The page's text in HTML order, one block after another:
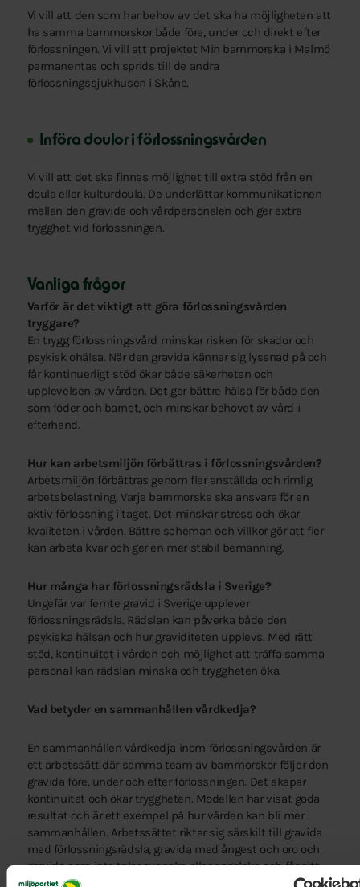
Vi vill att den som har behov av det ska ha möjligheten att
ha samma barnmorskor både före, under och direkt efter
förlossningen. Vi vill att projektet Min barnmorska i Malmö
permanentas och sprids till de andra
förlossningssjukhusen i Skåne.
Införa doulor i förlossningsvården
Vi vill att det ska finnas möjlighet till extra stöd från en
doula eller kulturdoula. De underlättar kommunikationen
mellan den gravida och vårdpersonalen och ger extra
trygghet vid förlossningen.
Vanliga frågor
Varför är det viktigt att göra förlossningsvården
tryggare?
En trygg förlossningsvård minskar risken för skador och
psykisk ohälsa. När den gravida känner sig lyssnad på och
får kontinuerligt stöd ökar både säkerheten och
upplevelsen av vården. Det ger bättre hälsa för både den
som föder och barnet, och minskar behovet av vård i
efterhand.
Hur kan arbetsmiljön förbättras i förlossningsvården?
Arbetsmiljön förbättras genom fler anställda och rimlig
arbetsbelastning. Varje barnmorska ska ansvara för en
aktiv förlossning i taget. Det minskar stress och ökar
kvaliteten i vården. Bättre scheman och villkor gör att fler
kan arbeta kvar och ger en mer stabil bemanning.
Hur många har förlossningsrädsla i Sverige?
Ungefär var femte gravid i Sverige upplever
förlossningsrädsla. Rädslan kan påverka både den
psykiska hälsan och hur graviditeten upplevs. Med rätt
stöd, kontinuitet i vården och möjlighet att träffa samma
personal kan rädslan minska och tryggheten öka.
Vad betyder en sammanhållen vårdkedja?
En sammanhållen vårdkedja inom förlossningsvården är
ett arbetssätt där samma team av barnmorskor följer den
gravida före, under och efter förlossningen. Det skapar
kontinuitet och ökar tryggheten. Modellen har visat goda
resultat och är ett exempel på hur vården kan bli mer
sammanhållen. Arbetssättet riktar sig särskilt till gravida
med förlossningsrädsla, gravida med ångest och oro och
gravida som inte talar svenska eller engelska och får sitt
första barn i Sverige. Arbetssättet finns i Malmö som ett